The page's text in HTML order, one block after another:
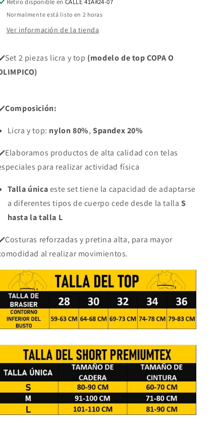
Normalmente está listo en 2 horas
Ver información de la tienda
2 piezas licra y top (modelo de top COPA O
Composición:
Licra y top: nylon 80%,Spandex 20%
productos de alta calidad con telas
para realizar actividad física
Talla únicaeste set tiene la capacidad de adaptarse
a diferentes tipos de cuerpo cede desde la talla S
hasta la talla L
reforzadas y pretina alta, para mayor
al realizar movimientos.